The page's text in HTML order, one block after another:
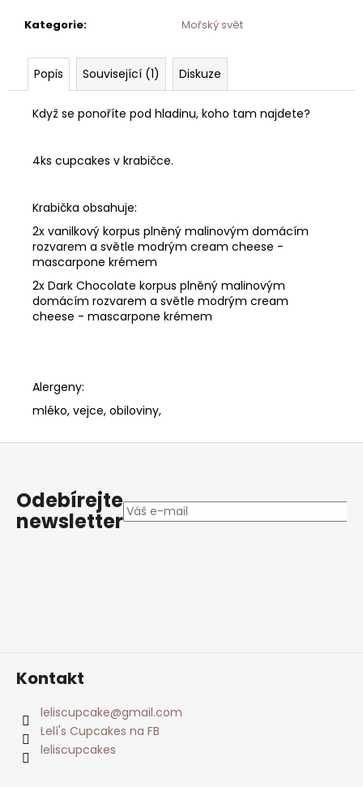
Kategorie: Mořský svět
Popis Související (1) Diskuze
Když se ponoříte pod hladinu, koho tam najdete?
4ks cupcakes v krabičce.
Krabička obsahuje:
2x vanilkový korpus plněný malinovým domácím
rozvarem a světle modrým cream cheese -
mascarpone krémem
2x Dark Chocolate korpus plněný malinovým
domácím rozvarem a světle modrým cream
cheese - mascarpone krémem
Alergeny:
mléko, vejce, obiloviny,
Z
Odebírejte
newsletter
Kontakt
leliscupcake@gmail.com
Lelí's Cupcakes na FB
leliscupcakes